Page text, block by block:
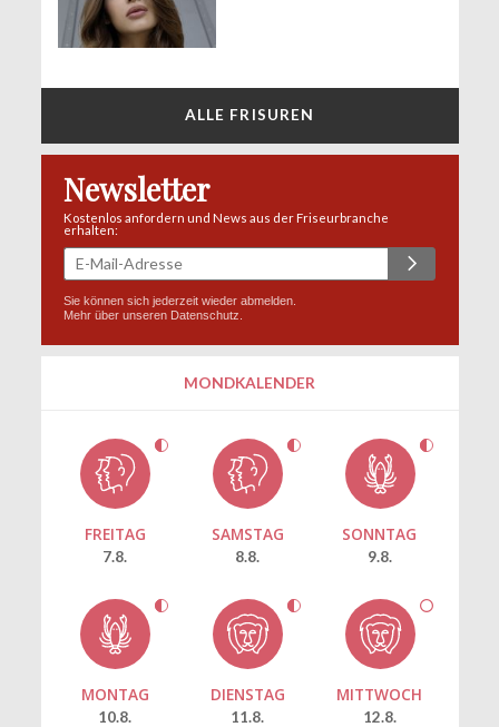
ALLE FRISUREN
Newsletter
Kostenlos anfordern und News aus der Friseurbranche
erhalten:
Sie können sich jederzeit wieder abmelden.
Mehr über unseren Datenschutz
MONDKALENDER
FREITAG
7.8.
SAMSTAG
8.8.
SONNTAG
9.8.
MONTAG
10.8.
DIENSTAG
11.8.
MITTWOCH
12.8.